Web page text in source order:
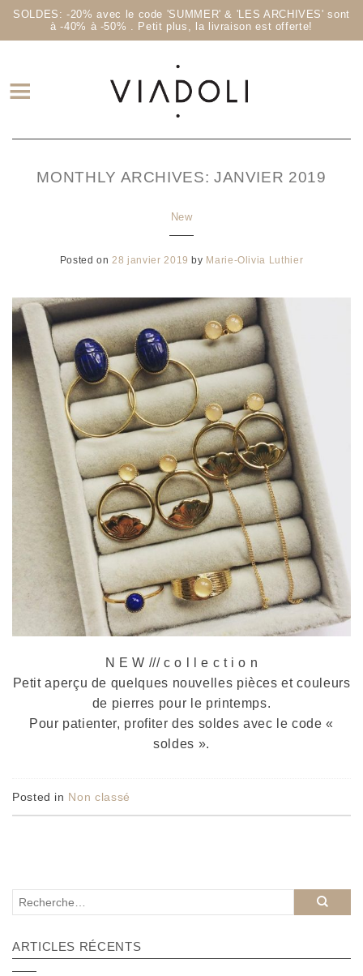
SOLDES: -20% avec le code 'SUMMER' & 'LES ARCHIVES' sont
à -40% à -50% . Petit plus, la livraison est offerte!
MONTHLY ARCHIVES: JANVIER 2019
New
Posted on 28 janvier 2019 by Marie-Olivia Luthier
N E W /// c o l l e c t i o n
Petit aperçu de quelques nouvelles pièces et couleurs
de pierres pour le printemps.
Pour patienter, profiter des soldes avec le code «
soldes ».
Posted in Non classé
ARTICLES RÉCENTS